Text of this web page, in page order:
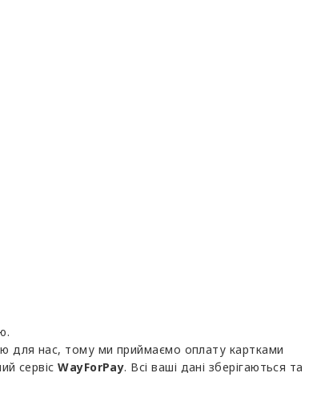
для нас, тому ми приймаємо оплату картками
сервісWayForPay. Всі ваші дані зберігаються та